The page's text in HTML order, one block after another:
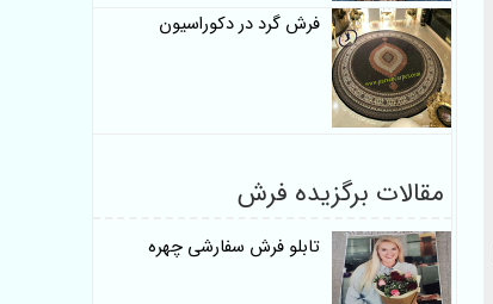
فرش گرد در دکوراسیون
مقالات برگزیده فرش
تابلو فرش سفارشی چهره